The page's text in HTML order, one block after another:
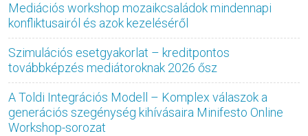
Mediációs workshop mozaikcsaládok mindennapi
konfliktusairól és azok kezeléséről
Szimulációs esetgyakorlat – kreditpontos
továbbképzés mediátoroknak 2026 ősz
A Toldi Integrációs Modell – Komplex válaszok a
generációs szegénység kihívásaira Minifesto Online
Workshop-sorozat